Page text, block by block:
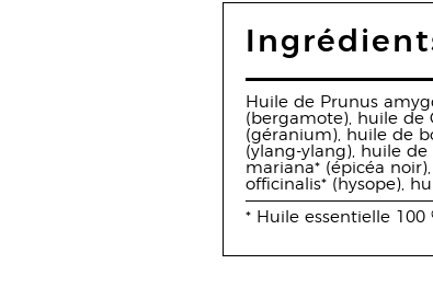
Huile de Prunus
(bergamote), huile de
(géranium), huile de
(ylang-ylang), huile
mariana* (épicéa
ofﬁcinalis* (hysope),
* Huile essentielle 100